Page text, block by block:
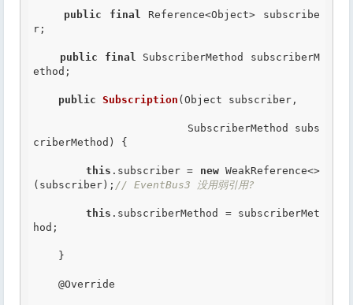
public final Reference<Object> subscribe
r;
public final SubscriberMethod subscriberM
ethod;
public Subscription (Object subscriber,
criberMethod) {
this .subscriber = new WeakReference<>
(subscriber); // EventBus3 没用弱引用?
this .subscriberMethod = subscriberMet
hod;
@Override